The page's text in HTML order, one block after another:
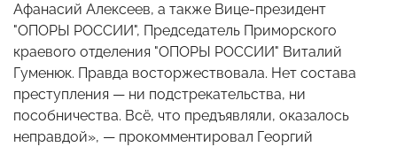
Афанасий Алексеев, а также Вице-президент
"ОПОРЫ РОССИИ", Председатель Приморского
краевого отделения "ОПОРЫ РОССИИ" Виталий
Гуменюк. Правда восторжествовала. Нет состава
преступления — ни подстрекательства, ни
пособничества. Всё, что предъявляли, оказалось
неправдой», — прокомментировал Георгий